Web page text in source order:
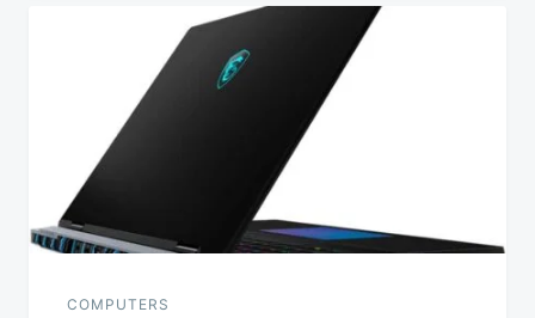
COMPUTERS